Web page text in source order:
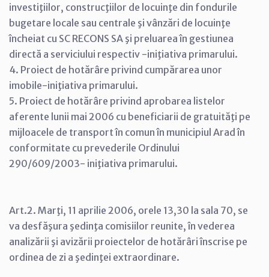
investiţiilor, construcţiilor de locuinţe din fondurile
bugetare locale sau centrale şi vânzări de locuinţe
încheiat cu SC RECONS SA şi preluarea în gestiunea
directă a serviciului respectiv -iniţiativa primarului.
4. Proiect de hotărâre privind cumpărarea unor
imobile-iniţiativa primarului.
5. Proiect de hotărâre privind aprobarea listelor
aferente lunii mai 2006 cu beneficiarii de gratuităţi pe
mijloacele de transport în comun în municipiul Arad în
conformitate cu prevederile Ordinului
290/609/2003- iniţiativa primarului.
Art.2. Marţi, 11 aprilie 2006, orele 13,30 la sala 70, se
va desfăşura şedinţa comisiilor reunite, în vederea
analizării şi avizării proiectelor de hotărâri înscrise pe
ordinea de zi a şedinţei extraordinare.